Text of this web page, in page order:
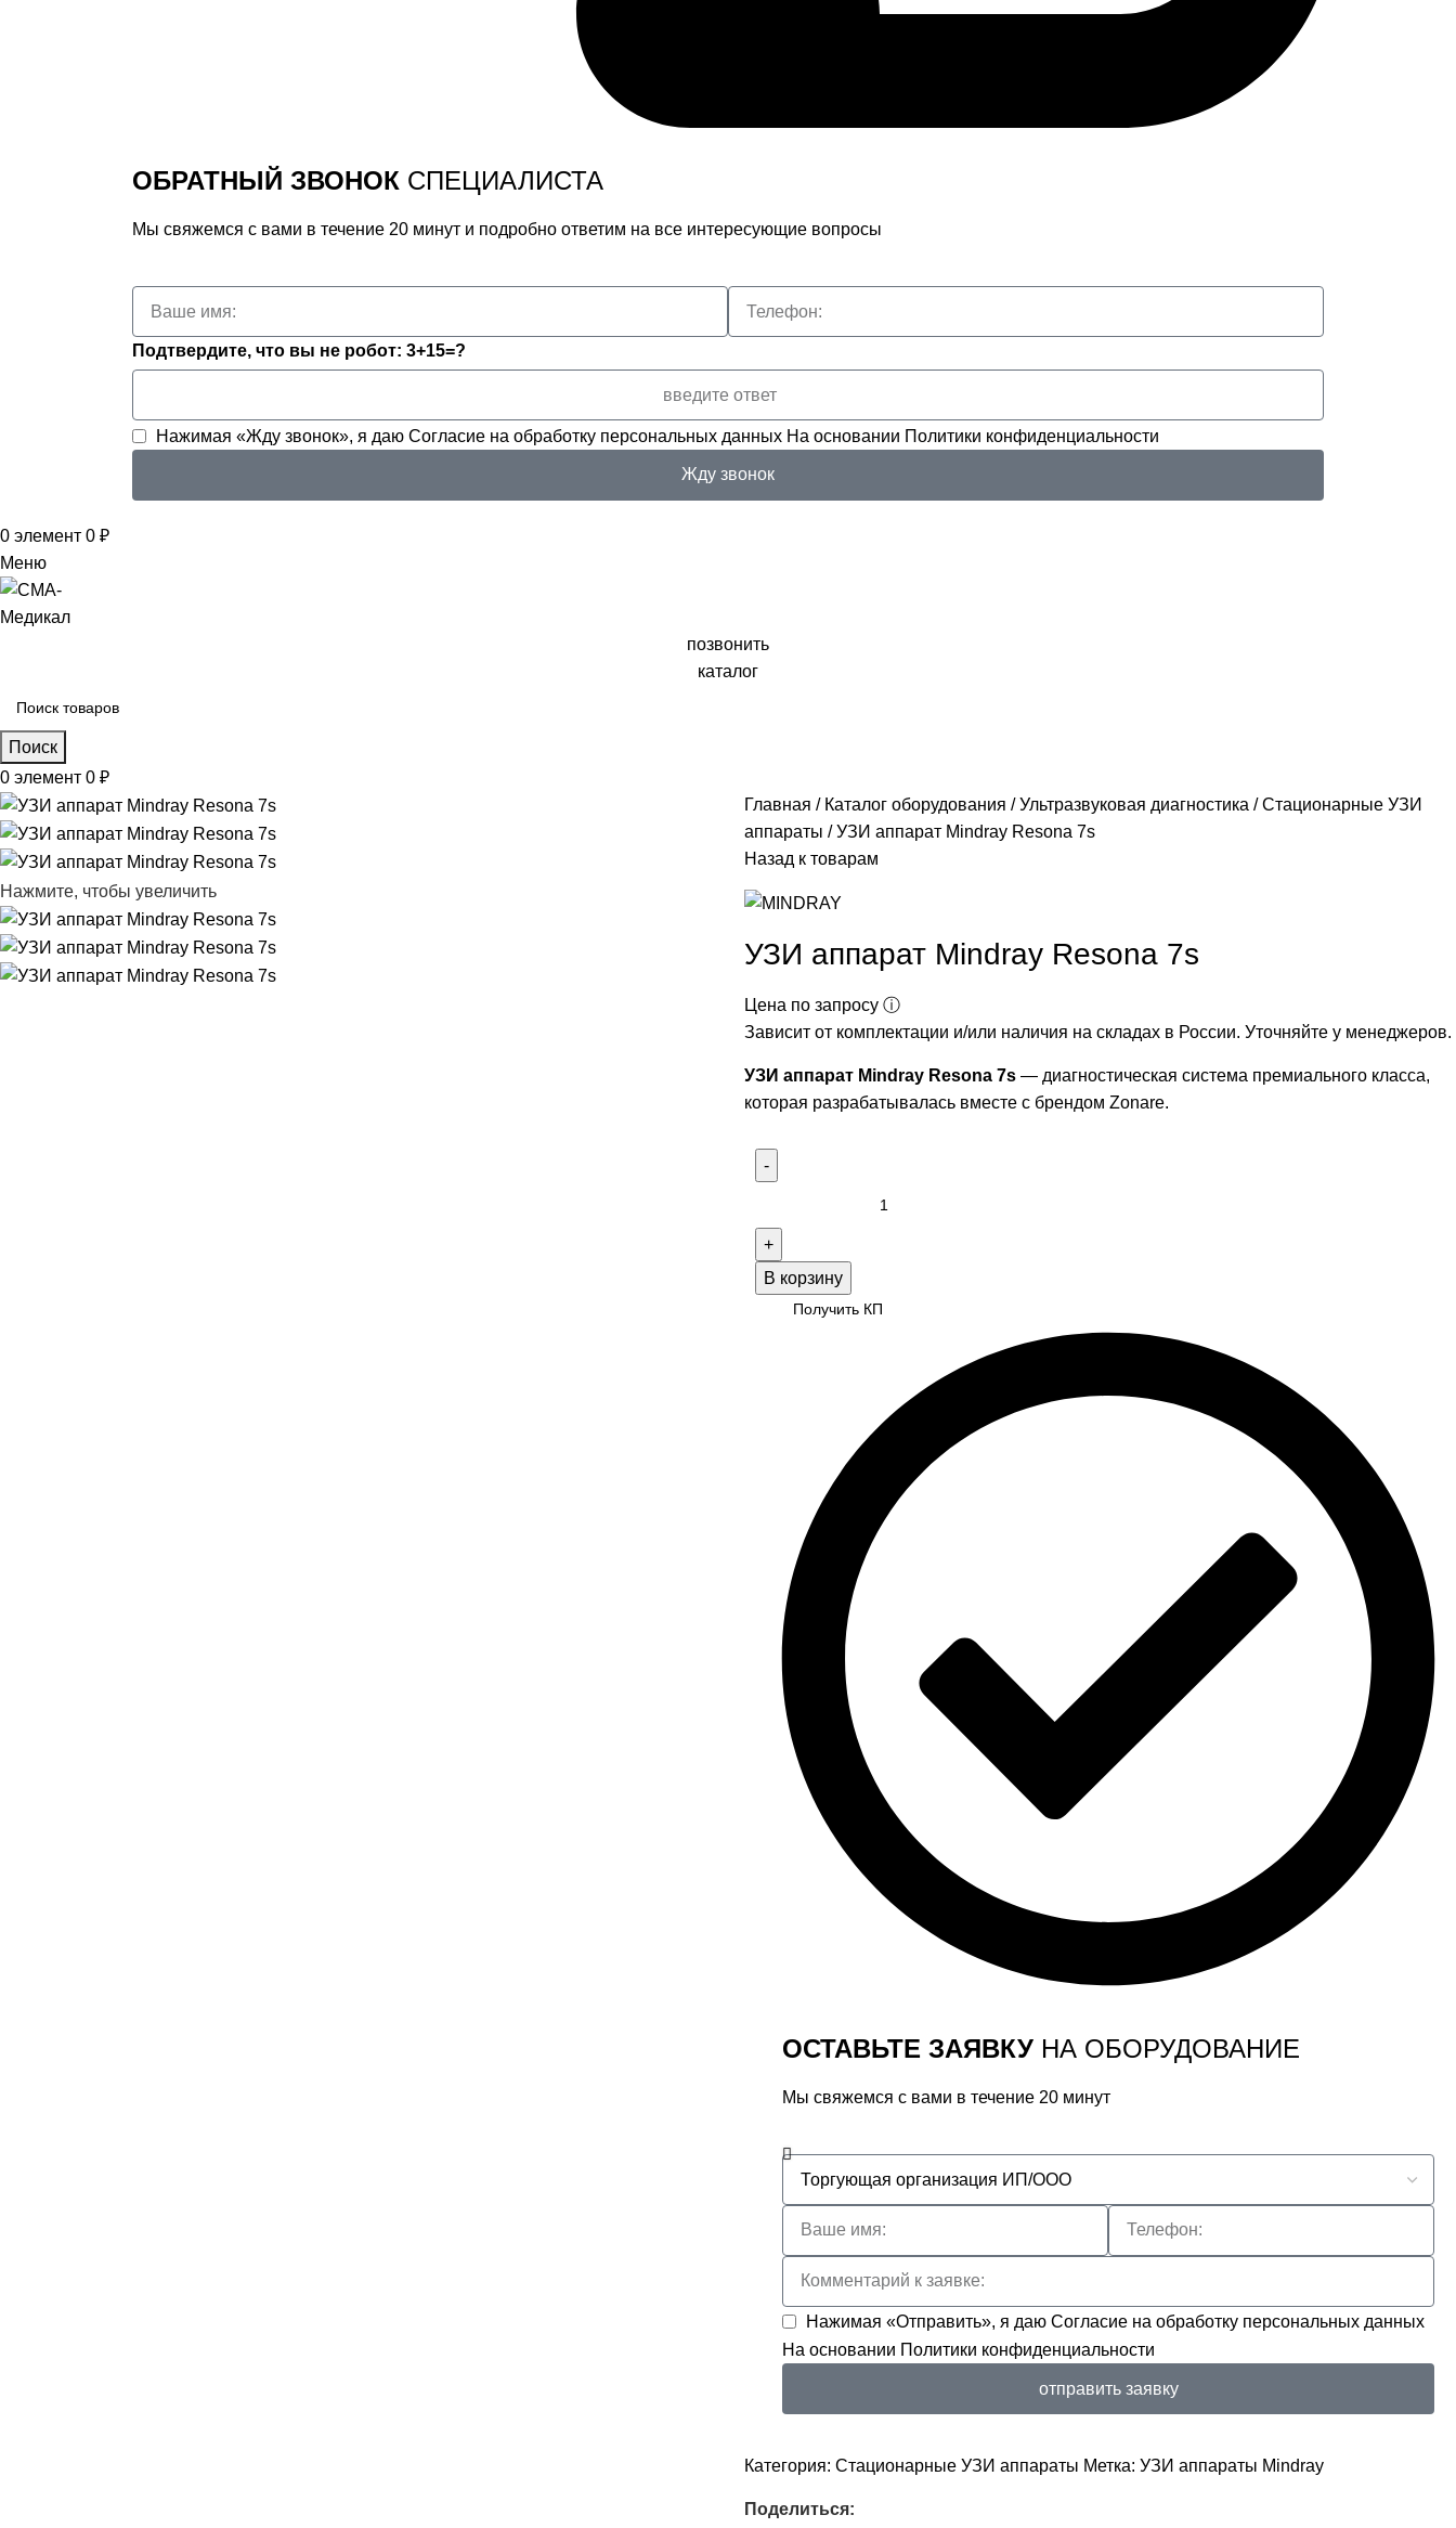
ОБРАТНЫЙ ЗВОНОК СПЕЦИАЛИСТА
Мы свяжемся с вами в течение 20 минут и подробно ответим на все интересующие вопросы
Подтвердите, что вы не робот: 3+15=?
Нажимая «Жду звонок», я даю Согласие на обработку персональных данных На основании Политики конфиденциальности
Жду звонок
0 элемент 0 ₽
Меню
позвонить
каталог
Поиск
0 элемент 0 ₽
Нажмите, чтобы увеличить
Главная Каталог оборудования Ультразвуковая диагностика
Стационарные УЗИ
аппараты
УЗИ аппарат Mindray Resona 7s
Назад к товарам
УЗИ аппарат Mindray Resona 7s
Цена по запросу ⓘ
Зависит от комплектации и/или наличия на складах в России. Уточняйте у менеджеров.
УЗИ аппарат Mindray Resona 7s — диагностическая система премиального класса,
которая разрабатывалась вместе с брендом Zonare.
В корзину
Получить КП
ОСТАВЬТЕ ЗАЯВКУ НА ОБОРУДОВАНИЕ
Мы свяжемся с вами в течение 20 минут
Нажимая «Отправить», я даю Согласие на обработку персональных данных
На основании Политики конфиденциальности
отправить заявку
Категория: Стационарные УЗИ аппараты Метка: УЗИ аппараты Mindray
Поделиться: